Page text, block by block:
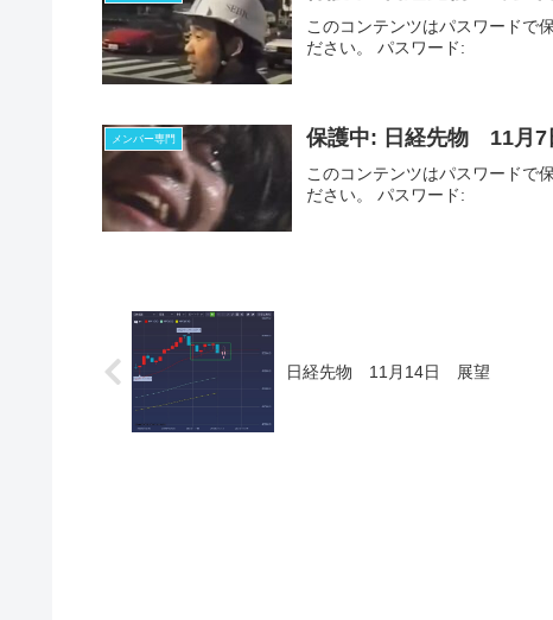
このコンテンツはパスワードで
ださい。 パスワード:
メンバー専門 保護中: 日経先物 11月
このコンテンツはパスワードで
ださい。 パスワード:
日経先物 11月14日 展望